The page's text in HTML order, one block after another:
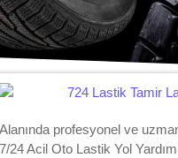
Alanında profesyonel ve
7/24 Acil Oto Lastik Yol